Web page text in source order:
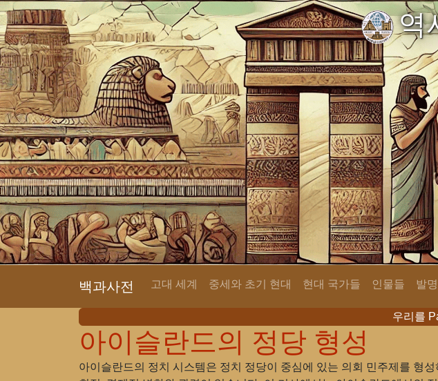
역
백과사전 고대 세계 중세와 초기 현대 현대 국가들 인물들 발
우리를
아이슬란드의 정당 형성
아이슬란드의 정치 시스템은 정치 정당이 중심에 있는 의회 민주제를 형